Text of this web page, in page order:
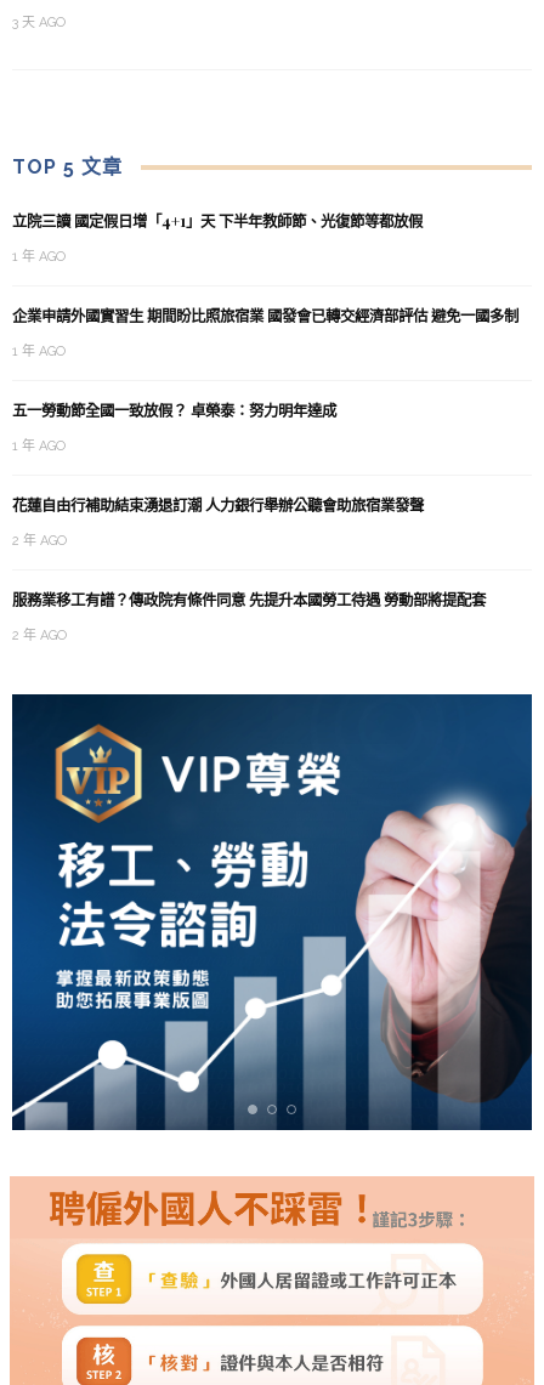
3 天 AGO
TOP 5 文章
立院三讀 國定假日增「4+1」天 下半年教師節、光復節等都放假
1 年 AGO
企業申請外國實習生 期間盼比照旅宿業 國發會已轉交經濟部評估 避免一國多制
1 年 AGO
五一勞動節全國一致放假？ 卓榮泰：努力明年達成
1 年 AGO
花蓮自由行補助結束湧退訂潮 人力銀行舉辦公聽會助旅宿業發聲
2 年 AGO
服務業移工有譜？傳政院有條件同意 先提升本國勞工待遇 勞動部將提配套
2 年 AGO